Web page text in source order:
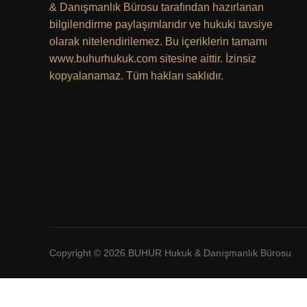
& Danışmanlık Bürosu tarafından hazırlanan
bilgilendirme paylaşımlarıdır ve hukuki tavsiye
olarak nitelendirilemez. Bu içeriklerin tamamı
www.buhurhukuk.com sitesine aittir. İzinsiz
kopyalanamaz. Tüm hakları saklıdır.
Copyright © 2026 BUHUR Hukuk & Danışmanlık Bürosu